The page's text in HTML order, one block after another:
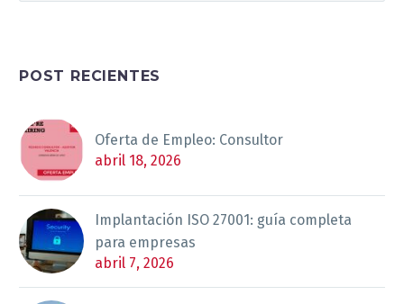
POST RECIENTES
Oferta de Empleo: Consultor
abril 18, 2026
Implantación ISO 27001: guía completa
para empresas
abril 7, 2026